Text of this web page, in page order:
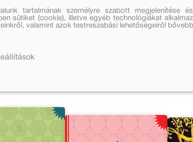
tartalmának személyre szabott megjelenítése
sütiket (cookie), illetve egyéb technológiákat
valamint azok testreszabási lehetőségeiről